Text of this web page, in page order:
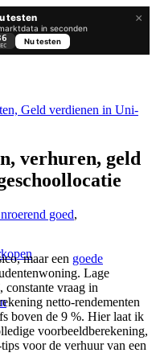
×
testen
in seconden
Nu testen
verhuren, geld
goed,
maar een goede
Lage
constante vraag in
netto-rendementen
boven de 9 %. Hier laat ik
voorbeeldberekening,
voor de verhuur van een